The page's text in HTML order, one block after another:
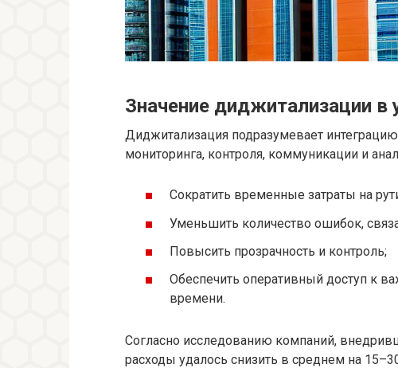
Значение диджитализации
Диджитализация подразумевает
мониторинга, контроля, коммуникации и
Сократить временные затраты на
Уменьшить количество ошибок,
Повысить прозрачность и контроль;
Обеспечить оперативный доступ к
времени.
Согласно исследованию компаний,
расходы удалось снизить в среднем на